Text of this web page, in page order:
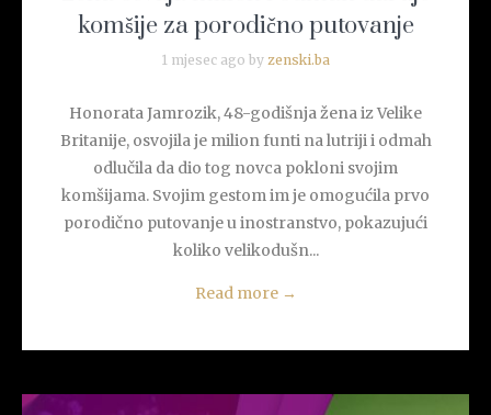
komšije za porodično putovanje
1 mjesec ago by zenski.ba
Honorata Jamrozik, 48-godišnja žena iz Velike
Britanije, osvojila je milion funti na lutriji i odmah
odlučila da dio tog novca pokloni svojim
komšijama. Svojim gestom im je omogućila prvo
porodično putovanje u inostranstvo, pokazujući
koliko velikodušn...
Read more →